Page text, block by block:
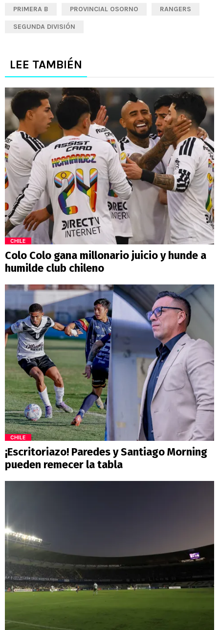
PRIMERA B PROVINCIAL OSORNO RANGERS
SEGUNDA DIVISIÓN
LEE TAMBIÉN
CHILE
Colo Colo gana millonario juicio y hunde a
humilde club chileno
CHILE
¡Escritoriazo! Paredes y Santiago Morning
pueden remecer la tabla